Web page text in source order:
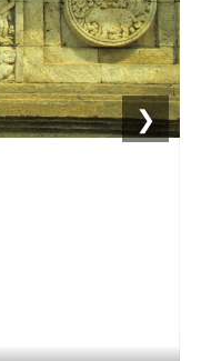
❯